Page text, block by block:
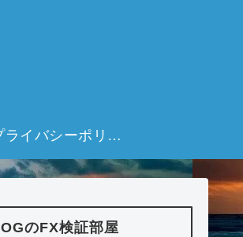
プライバシーポリシー
OGのFX検証部屋